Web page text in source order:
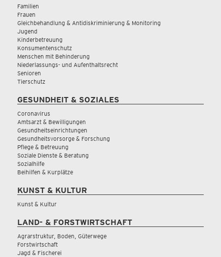
Familien
Frauen
Gleichbehandlung & Antidiskriminierung & Monitoring
Jugend
Kinderbetreuung
Konsumentenschutz
Menschen mit Behinderung
Niederlassungs- und Aufenthaltsrecht
Senioren
Tierschutz
GESUNDHEIT & SOZIALES
Coronavirus
Amtsarzt & Bewilligungen
Gesundheitseinrichtungen
Gesundheitsvorsorge & Forschung
Pflege & Betreuung
Soziale Dienste & Beratung
Sozialhilfe
Beihilfen & Kurplätze
KUNST & KULTUR
Kunst & Kultur
LAND- & FORSTWIRTSCHAFT
Agrarstruktur, Boden, Güterwege
Forstwirtschaft
Jagd & Fischerei